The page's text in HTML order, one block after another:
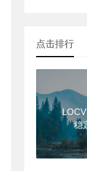
点击排行
稳